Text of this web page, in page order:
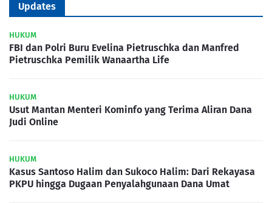
Updates
HUKUM
FBI dan Polri Buru Evelina Pietruschka dan Manfred
Pietruschka Pemilik Wanaartha Life
HUKUM
Usut Mantan Menteri Kominfo yang Terima Aliran Dana
Judi Online
HUKUM
Kasus Santoso Halim dan Sukoco Halim: Dari Rekayasa
PKPU hingga Dugaan Penyalahgunaan Dana Umat